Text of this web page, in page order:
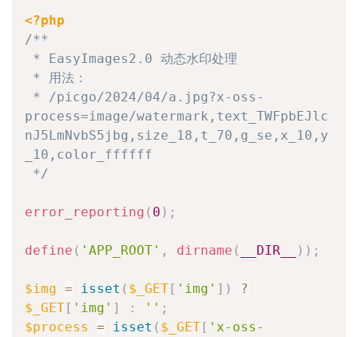
<?php
/**
process=image/watermark,text_TWFpbEJlc
nJ5LmNvbS5jbg,size_18,t_70,g_se,x_10,y
_10,color_ffffff
*/
error_reporting ( 0 ) ;
define ( 'APP_ROOT' , dirname ( __DIR__ ) ) ;
$img = isset ( $_GET[ 'img' ] )
?
$_GET[ 'img' ] : '' ;
$process
= isset ( $_GET[ 'x-oss-